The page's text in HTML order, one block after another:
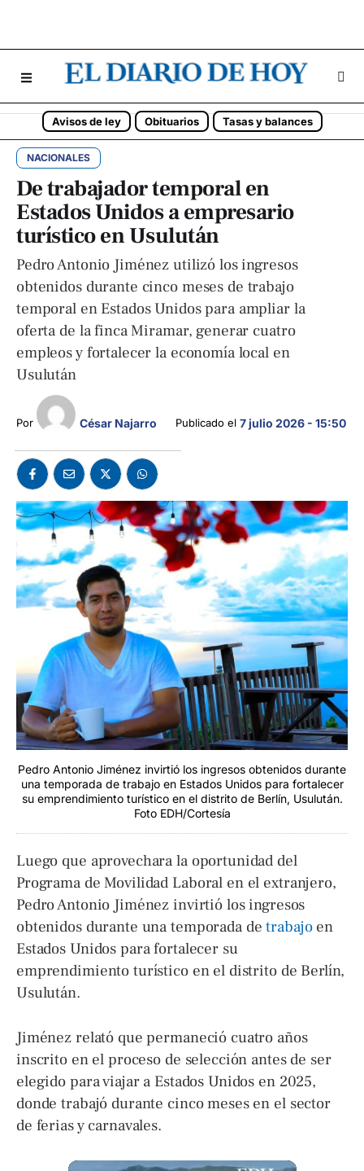
Avisos de ley Obituarios Tasas y balances
NACIONALES
De trabajador temporal en
Estados Unidos a empresario
turístico en Usulután
Pedro Antonio Jiménez utilizó los ingresos
obtenidos durante cinco meses de trabajo
temporal en Estados Unidos para ampliar la
oferta de la finca Miramar, generar cuatro
empleos y fortalecer la economía local en
Usulután
Por César Najarro Publicado el 7 julio 2026 - 15:50
Pedro Antonio Jiménez invirtió los ingresos obtenidos durante
una temporada de trabajo en Estados Unidos para fortalecer
su emprendimiento turístico en el distrito de Berlín, Usulután.
Foto EDH/Cortesía
Luego que aprovechara la oportunidad del
Programa de Movilidad Laboral en el extranjero,
Pedro Antonio Jiménez invirtió los ingresos
obtenidos durante una temporada detrabajo en
Estados Unidos para fortalecer su
emprendimiento turístico en el distrito de Berlín,
Usulután.
Jiménez relató que permaneció cuatro años
inscrito en el proceso de selección antes de ser
elegido para viajar a Estados Unidos en 2025,
donde trabajó durante cinco meses en el sector
de ferias y carnavales.